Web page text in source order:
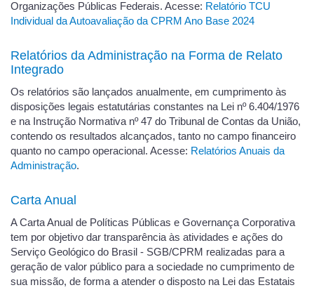
Organizações Públicas Federais. Acesse: Relatório TCU
Individual da Autoavaliação da CPRM Ano Base 2024
Relatórios da Administração na Forma de Relato
Integrado
Os relatórios são lançados anualmente, em cumprimento às
disposições legais estatutárias constantes na Lei nº 6.404/1976
e na Instrução Normativa nº 47 do Tribunal de Contas da União,
contendo os resultados alcançados, tanto no campo financeiro
quanto no campo operacional. Acesse: Relatórios Anuais da
Administração.
Carta Anual
A Carta Anual de Políticas Públicas e Governança Corporativa
tem por objetivo dar transparência às atividades e ações do
Serviço Geológico do Brasil - SGB/CPRM realizadas para a
geração de valor público para a sociedade no cumprimento de
sua missão, de forma a atender o disposto na Lei das Estatais